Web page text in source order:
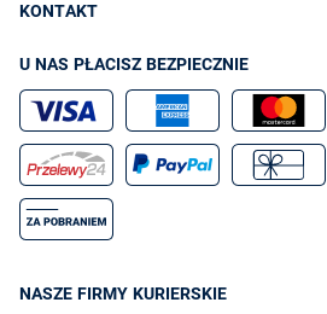
KONTAKT
U NAS PŁACISZ BEZPIECZNIE
NASZE FIRMY KURIERSKIE